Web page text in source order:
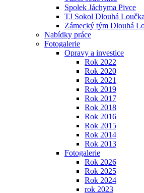
Spolek Jáchyma Pivce
TJ Sokol Dlouhá Loučka
Zámecký tým Dlouhá
Nabídky práce
Fotogalerie
Opravy a investice
Rok 2022
Rok 2020
Rok 2021
Rok 2019
Rok 2017
Rok 2018
Rok 2016
Rok 2015
Rok 2014
Rok 2013
Fotogalerie
Rok 2026
Rok 2025
Rok 2024
rok 2023